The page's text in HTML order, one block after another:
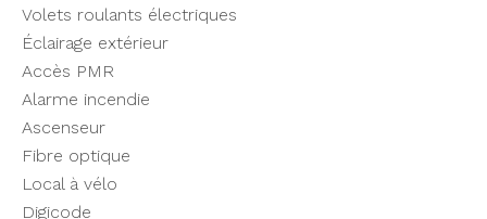
Volets roulants électriques
Éclairage extérieur
Accès PMR
Alarme incendie
Ascenseur
Fibre optique
Local à vélo
Digicode